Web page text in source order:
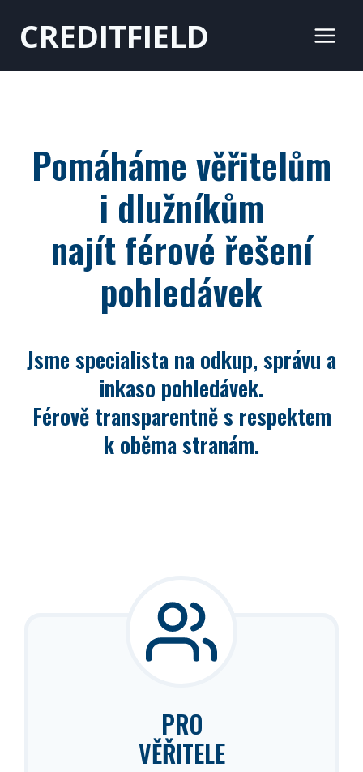
obsahCREDITFIELD
Pomáháme věřitelům
i dlužníkům
najít férové řešení
pohledávek
Jsme specialista na odkup, správu a
inkaso pohledávek.
Férově transparentně s respektem
k oběma stranám.
PRO
VĚŘITELE